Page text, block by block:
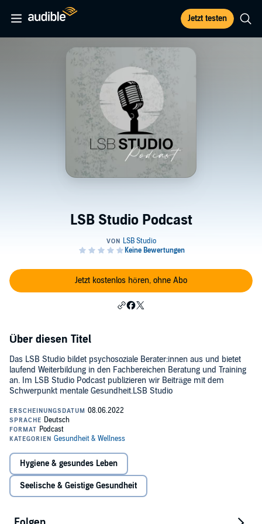
Jetzt testen
LSB Studio Podcast
Jetzt kostenlos hören, ohne Abo
Über diesen Titel
Das LSB Studio bildet psychosoziale Berater:innen aus und bietet
laufend Weiterbildung in den Fachbereichen Beratung und Training
an. Im LSB Studio Podcast publizieren wir Beiträge mit dem
Schwerpunkt mentale Gesundheit.LSB Studio
Hygiene & gesundes Leben
Seelische & Geistige Gesundheit